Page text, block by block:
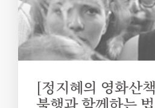
[정지혜의 영화산
불행과 함께하는 법